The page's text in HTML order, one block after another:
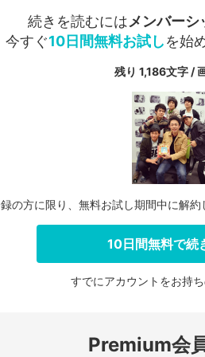
続きを読むにはメンバーシ
今すぐ10日間無料お試しを始
残り 1,186文字 /
の方に限り、無料お試し期間中に解
10日間無料で続
すでにアカウントをお持
Premium会